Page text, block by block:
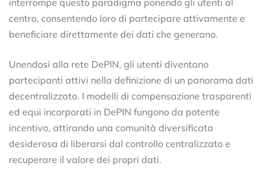
interrompe questo paradigma ponendo gli utenti al
centro, consentendo loro di partecipare attivamente e
beneficiare direttamente dei dati che generano.
Unendosi alla rete DePIN, gli utenti diventano
partecipanti attivi nella definizione di un panorama dati
decentralizzato. I modelli di compensazione trasparenti
ed equi incorporati in DePIN fungono da potente
incentivo, attirando una comunità diversificata
desiderosa di liberarsi dal controllo centralizzato e
recuperare il valore dei propri dati.